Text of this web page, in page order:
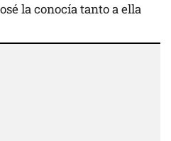
la conocía tanto a ella